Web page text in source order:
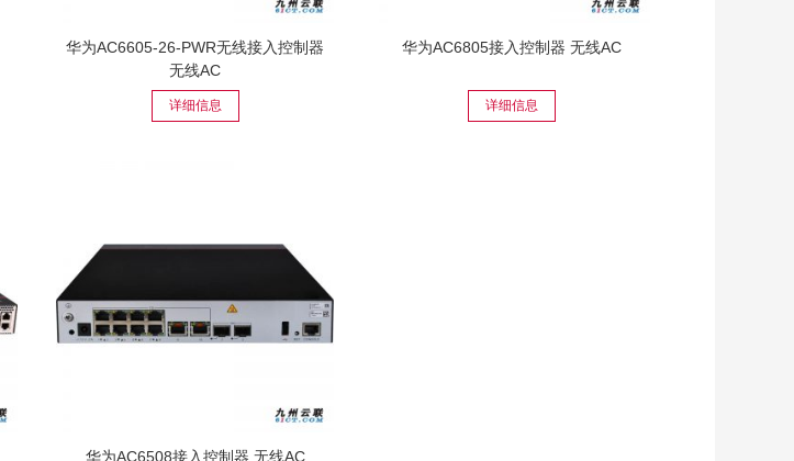
华为AC6605-26-PWR无线接入控制器
无线AC
详细信息
华为AC6805接入控制器 无线AC
详细信息
华为AC6508接入控制器 无线AC